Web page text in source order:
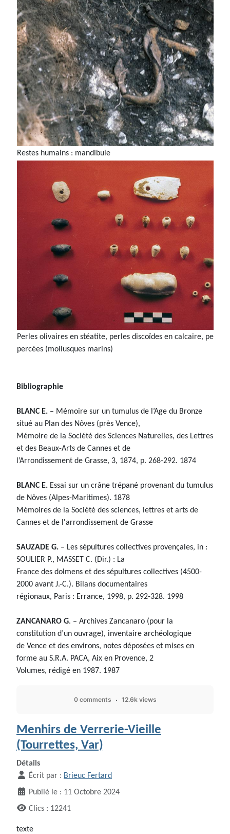
Restes humains : mandibule
Perles olivaires en stéatite, perles discoïdes en calcaire,
percées (mollusques marins)
Bibliographie
BLANC E. – Mémoire sur un tumulus de l’Age du Bronze
situé au Plan des Nôves (près Vence),
Mémoire de la Société des Sciences Naturelles, des Lettres
et des Beaux-Arts de Cannes et de
l’Arrondissement de Grasse, 3, 1874, p. 268-292. 1874
BLANC E. Essai sur un crâne trépané provenant du tumulus
de Nôves (Alpes-Maritimes). 1878
Mémoires de la Société des sciences, lettres et arts de
Cannes et de l'arrondissement de Grasse
SAUZADE G. – Les sépultures collectives provençales, in :
SOULIER P., MASSET C. (Dir.) : La
France des dolmens et des sépultures collectives (4500-
2000 avant J.-C.). Bilans documentaires
régionaux, Paris : Errance, 1998, p. 292-328. 1998
ZANCANARO G. – Archives Zancanaro (pour la
constitution d’un ouvrage), inventaire archéologique
de Vence et des environs, notes déposées et mises en
forme au S.R.A. PACA, Aix en Provence, 2
Volumes, rédigé en 1987. 1987
0 comments 12.6k views
Menhirs de Verrerie-Vieille
(Tourrettes, Var)
Détails
Écrit par : Brieuc Fertard
Publié le : 11 Octobre 2024
Clics : 12241
texte